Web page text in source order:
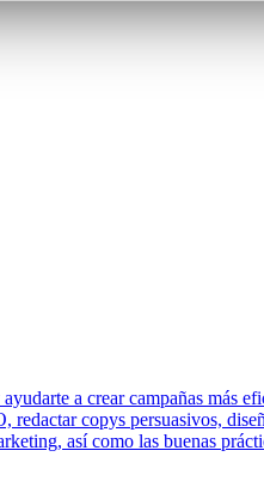
a crear campañas más
copys persuasivos,
así como las buenas